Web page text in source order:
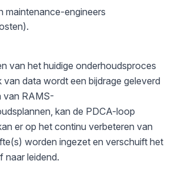
maintenance-engineers
van het huidige onderhoudsproces
van data wordt een bijdrage geleverd
van RAMS-
kan de PDCA-loop
er op het continu verbeteren van
worden ingezet en verschuift het
naar leidend.